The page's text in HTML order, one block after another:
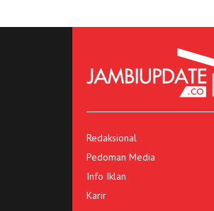
Redaksional
Pedoman Media
Info Iklan
Karir